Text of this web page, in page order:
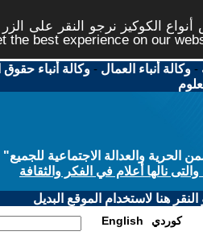
الكوكيز نرجو النقر على
the best experience on our
-وكالة أنباء العمال -وكالة أنباء حقوق
والعدالة الاجتماعية للجميع"
نالها أعلام في الفكر والثقافة
هنا لاستخدام الموقع البديل
English كوردي